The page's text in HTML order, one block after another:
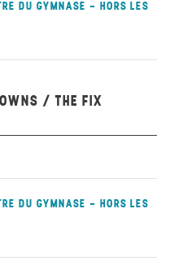
DU GYMNASE - HORS LES
/ THE FIX
DU GYMNASE - HORS LES